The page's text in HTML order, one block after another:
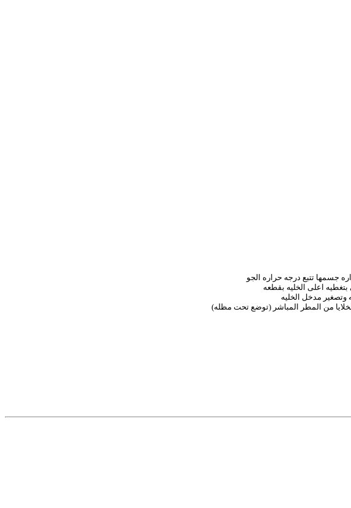
جسمها تتبع درجه حراره الجو
اعلى الخليه بقطعه
وتصغير مدخل الخليه
الخلايا من المطر المباشر (توضع تحت مظله)